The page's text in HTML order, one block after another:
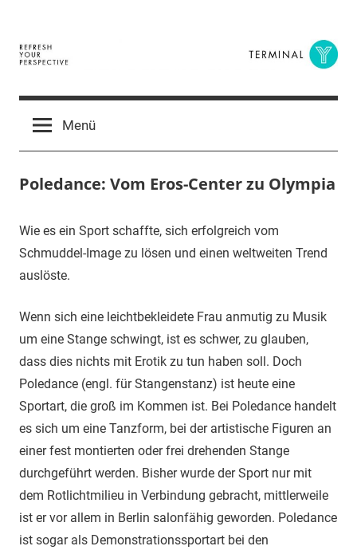
springen
Terminal
Y
Digital
BusinessMenü
Poledance: Vom Eros-Center zu Olympia
16.
Dezember
2014
terminal-
y
Urbi
et
Wie es ein Sport schaffte, sich erfolgreich vom
Schmuddel-Image zu lösen und einen weltweiten Trend
auslöste.
Wenn sich eine leichtbekleidete Frau anmutig zu Musik
um eine Stange schwingt, ist es schwer, zu glauben,
dass dies nichts mit Erotik zu tun haben soll. Doch
Poledance (engl. für Stangenstanz) ist heute eine
Sportart, die groß im Kommen ist. Bei Poledance handelt
es sich um eine Tanzform, bei der artistische Figuren an
einer fest montierten oder frei drehenden Stange
durchgeführt werden. Bisher wurde der Sport nur mit
dem Rotlichtmilieu in Verbindung gebracht, mittlerweile
ist er vor allem in Berlin salonfähig geworden. Poledance
ist sogar als Demonstrationssportart bei den